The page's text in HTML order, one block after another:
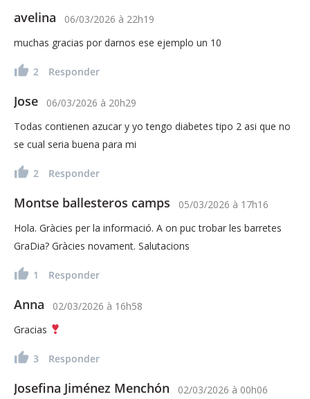
avelina 06/03/2026 à 22h19
muchas gracias por darnos ese ejemplo un 10
2 Responder
Jose 06/03/2026 à 20h29
Todas contienen azucar y yo tengo diabetes tipo 2 asi que no
se cual seria buena para mi
2 Responder
Montse ballesteros camps 05/03/2026 à 17h16
Hola. Gràcies per la informació. A on puc trobar les barretes
GraDia? Gràcies novament. Salutacions
1 Responder
Anna 02/03/2026 à 16h58
Gracias
3 Responder
Josefina Jiménez Menchón 02/03/2026 à 00h06